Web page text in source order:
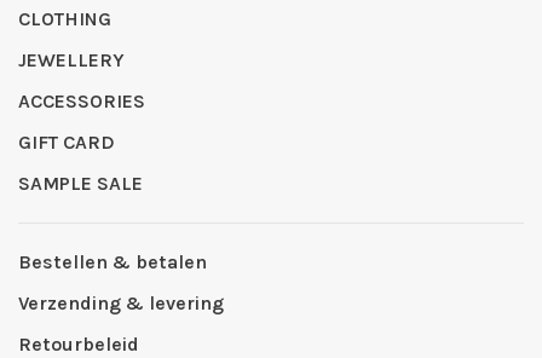
CLOTHING
JEWELLERY
ACCESSORIES
GIFT CARD
SAMPLE SALE
Bestellen & betalen
Verzending & levering
Retourbeleid